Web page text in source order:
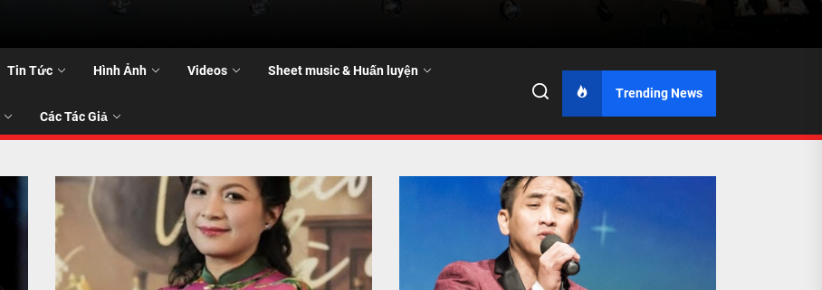
Tin Tức Hình Ảnh Videos Sheet music & Huấn luyện
Các Tác Giả
Trending News